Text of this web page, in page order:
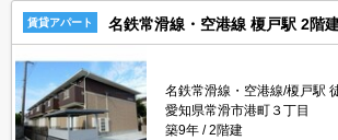
賃貸アパート 名鉄常滑線・空港線 榎戸駅 2階
名鉄常滑線・空港線/榎戸駅
愛知県常滑市港町３丁目
築9年
2階建